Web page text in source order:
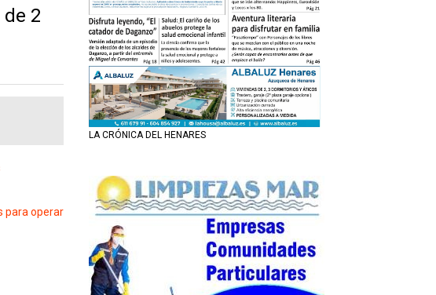
2
para operar
LA CRÓNICA DEL HENARES